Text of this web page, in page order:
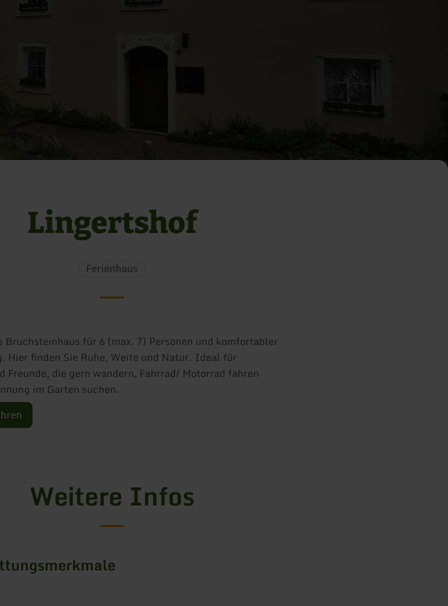
Lingertshof
Ferienhaus
Bruchsteinhaus für 6 (max. 7) Personen und komfortabler
Hier finden Sie Ruhe, Weite und Natur. Ideal für
Freunde, die gern wandern, Fahrrad/ Motorrad fahren
im Garten suchen.
Weitere Infos